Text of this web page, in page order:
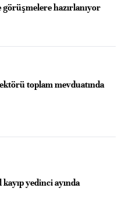
hazırlanıyor
toplam mevduatında
yedinci ayında